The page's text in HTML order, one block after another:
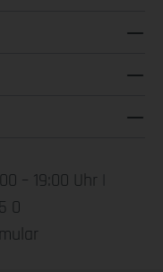
– 19:00 Uhr |
0